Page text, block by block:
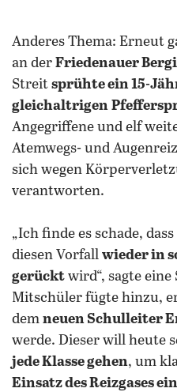
Anderes Thema: Erneut
an der Friedenauer
Streit sprühte ein 15-
gleichaltrigen
Angegriffene und elf
Atemwegs- und
sich wegen
verantworten.
„Ich finde es schade,
diesen Vorfall wieder in
gerückt wird“, sagte
Mitschüler fügte hinzu,
dem neuen Schulleiter
werde. Dieser will heute
jede Klasse gehen, um
Einsatz des Reizgases